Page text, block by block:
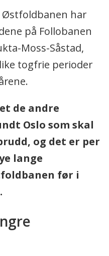
Østfoldbanen har
på Follobanen
Moss-Såstad,
togfrie perioder
de andre
Oslo som skal
og det er per
lange
før i